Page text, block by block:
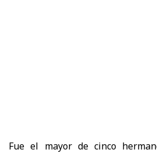
Fue el mayor de cinco